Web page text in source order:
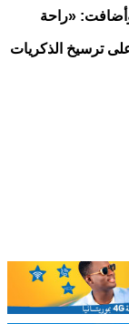
«راحة
ترسيخ الذكريات